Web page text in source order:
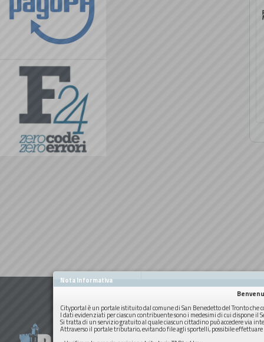
Nota Informativa
Cityportal è un portale istituito dal comune di San Benedetto del Tronto
I dati evidenziati per ciascun contribuente sono i medesimi di cui dispone il
Si tratta di un servizio gratuito al quale ciascun cittadino può accedere via
Attraverso il portale tributario, evitando file agli sportelli, possibile